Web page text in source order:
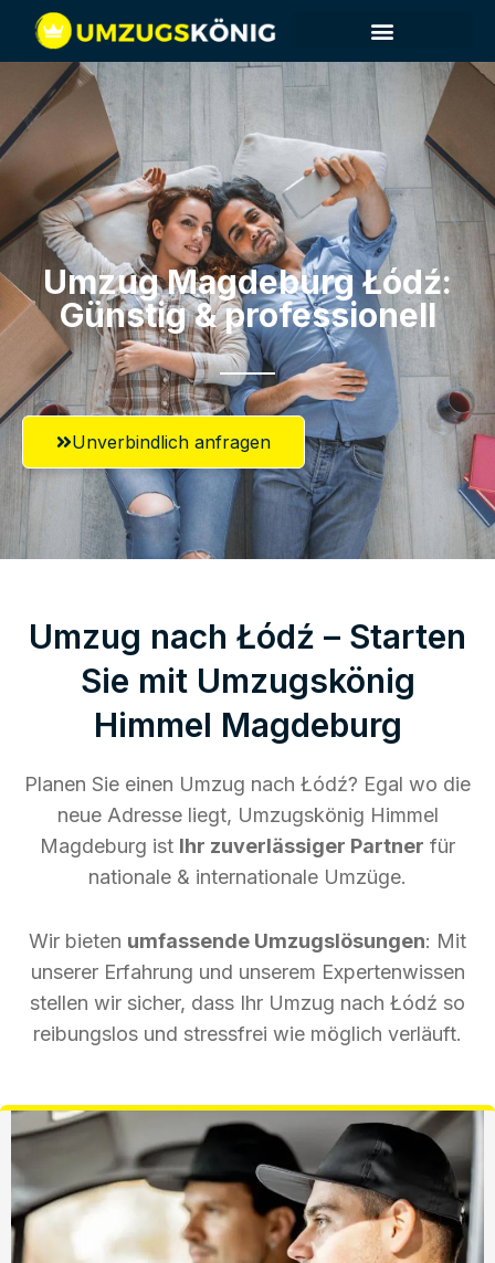
Umzug Magdeburg​ Łódź:
Günstig & professionell​
Unverbindlich anfragen
Umzug nach Łódź – Starten
Sie mit Umzugskönig
Himmel Magdeburg
Planen Sie einen Umzug nach Łódź? Egal wo die
neue Adresse liegt, Umzugskönig Himmel
Magdeburg ist Ihr zuverlässiger Partner für
nationale & internationale Umzüge.
Wir bieten umfassende Umzugslösungen: Mit
unserer Erfahrung und unserem Expertenwissen
stellen wir sicher, dass Ihr Umzug nach Łódź so
reibungslos und stressfrei wie möglich verläuft.